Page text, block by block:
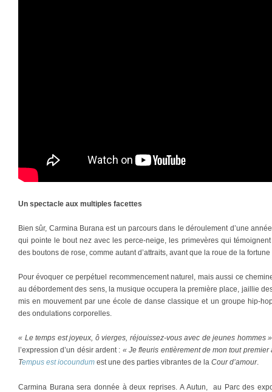
Un spectacle aux multiples facettes
Bien sûr, Carmina Burana est un parcours dans le déroulement d’une
qui pointe le bout nez avec les perce-neige, les primevères qui
des boutons de rose, comme autant d’attraits, avant que la roue de la
Pour évoquer ce perpétuel recommencement naturel, mais aussi ce
au débordement des sens, la musique occupera la première place, jaillie
mis en mouvement par une école de danse classique et un groupe hip-
des ondulations corporelles.
« Le temps est joyeux, ô vierges, réjouissez-vous avec de jeunes hommes
l’expression d’un désir ardent : « Je fleuris entièrement de mon tout
Tempus est iocoundum est une des parties vibrantes de la Cour d’amour.
Carmina Burana sera donnée à deux reprises. A Autun, au Parc des